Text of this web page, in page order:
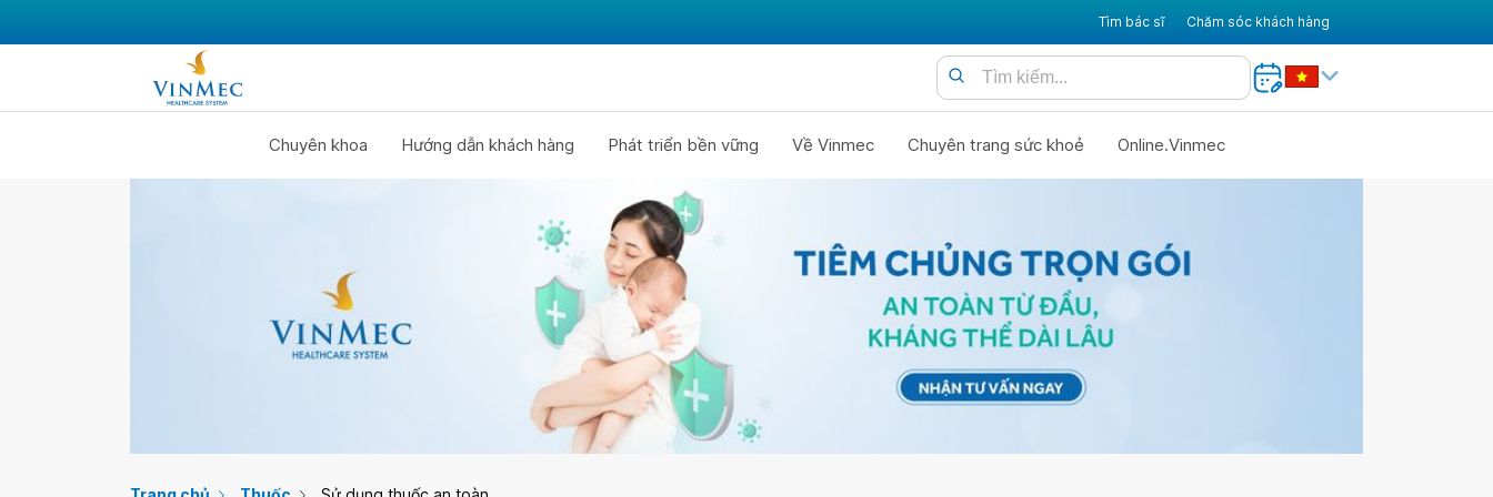
Tìm bác sĩ Chăm sóc khách hàng
Chuyên khoa Hướng dẫn khách hàng Phát triển bền vững Về Vinmec Chuyên trang sức khoẻ Online.Vinmec